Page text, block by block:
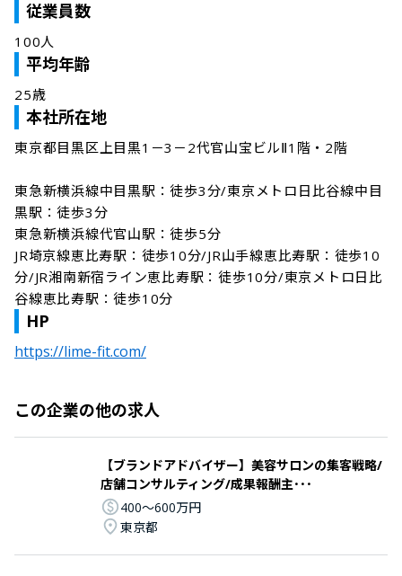
従業員数
100人
平均年齢
25歳
本社所在地
東京都目黒区上目黒1－3－2代官山宝ビルⅡ1階・2階
東急新横浜線中目黒駅：徒歩3分/東京メトロ日比谷線中目
黒駅：徒歩3分
東急新横浜線代官山駅：徒歩5分
JR埼京線恵比寿駅：徒歩10分/JR山手線恵比寿駅：徒歩10
分/JR湘南新宿ライン恵比寿駅：徒歩10分/東京メトロ日比
谷線恵比寿駅：徒歩10分
HP
https://lime-fit.com/
この企業の他の求人
【ブランドアドバイザー】美容サロンの集客戦略/
店舗コンサルティング/成果報酬主･･･
400〜600万円
東京都